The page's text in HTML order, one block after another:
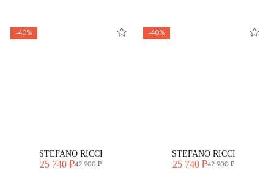
-40%
STEFANO RICCI
25 740 ₽42 900 ₽
-40%
STEFANO RICCI
25 740 ₽42 900 ₽